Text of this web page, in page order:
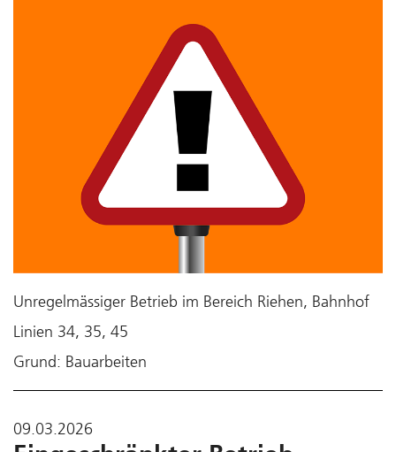
Unregelmässiger Betrieb im Bereich Riehen, Bahnhof
Linien 34, 35, 45
Grund: Bauarbeiten
09.03.2026